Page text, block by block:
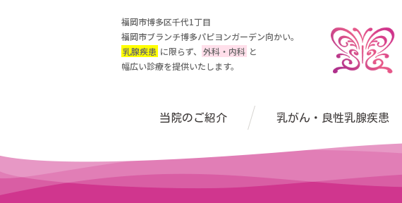
福岡市博多区千代1丁目
福岡市ブランチ博多パピヨンガーデン向かい。
乳腺疾患 に限らず、 外科・内科 と
幅広い診療を提供いたします。
当院のご紹介 乳がん・良性乳腺疾患